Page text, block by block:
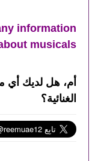
information
musicals
أم، هل لديك أي
الغنائية؟